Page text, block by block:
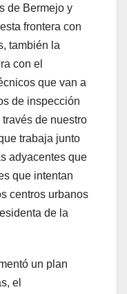
de Bermejo y
frontera con
también la
con el
que van a
de inspección
de nuestro
trabaja junto
adyacentes que
que intentan
centros urbanos
de la
un plan
el